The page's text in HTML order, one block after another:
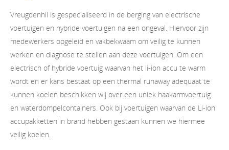
Vreugdenhil is gespecialiseerd in de berging van electrische
voertuigen en hybride voertuigen na een ongeval. Hiervoor zijn
medewerkers opgeleid en vakbekwaam om veilig te kunnen
werken en diagnose te stellen aan deze voertuigen. Om een
electrisch of hybride voertuig waarvan het li-ion accu te warm
wordt en er kans bestaat op een thermal runaway adequaat te
kunnen koelen beschikken wij over een uniek haakarmvoertuig
en waterdompelcontainers. Ook bij voertuigen waarvan de Li-ion
accupakketten in brand hebben gestaan kunnen we hiermee
veilig koelen.